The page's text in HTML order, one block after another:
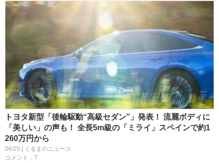
トヨタ新型「後輪駆動“高級セダン”」発表！ 流麗ボディに
「美しい」の声も！ 全長5m級の「ミライ」スペインで約1
260万円から
06/25 | くるまのニュース
コメント：7